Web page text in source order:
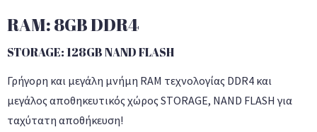
RAM: 8GB DDR4
STORAGE: 128GB NAND FLASH
Γρήγορη και μεγάλη μνήμη RAM τεχνολογίας DDR4 και
μεγάλος αποθηκευτικός χώρος STORAGE, NAND FLASH για
ταχύτατη αποθήκευση!